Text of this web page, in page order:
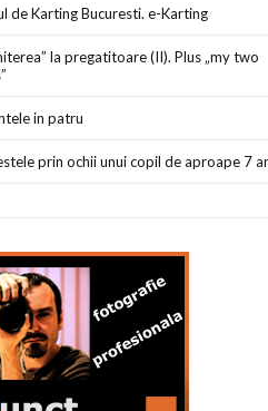
de Karting Bucuresti. e-Karting
la pregatitoare (II). Plus „my two
in patru
prin ochii unui copil de aproape 7